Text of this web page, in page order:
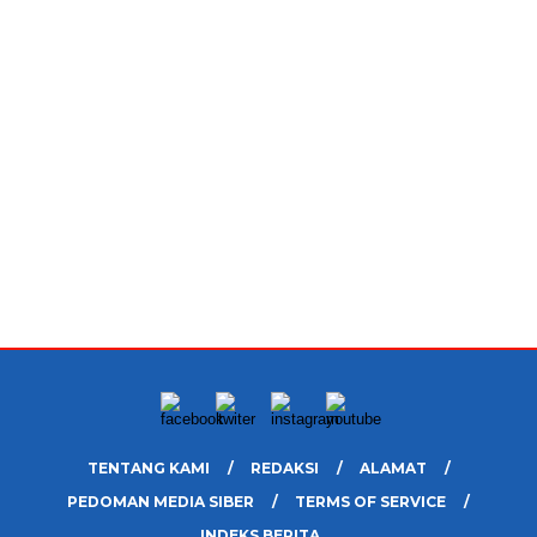
TENTANG KAMI REDAKSI
ALAMAT
PEDOMAN MEDIA SIBER
TERMS OF SERVICE